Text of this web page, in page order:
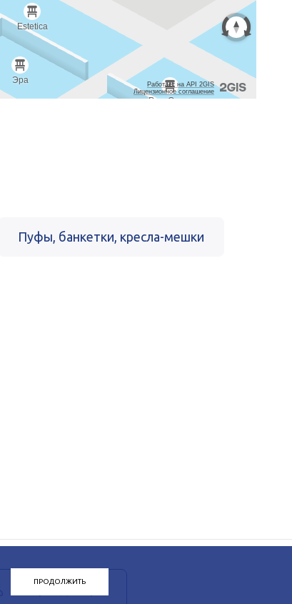
Пуфы, банкетки, кресла-мешки
ЛК арендатора
ПРОДОЛЖИТЬ